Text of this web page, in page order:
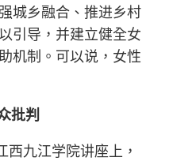
城乡融合、推进乡村
引导，并建立健全女
机制。可以说，女性
批判
九江学院讲座上，